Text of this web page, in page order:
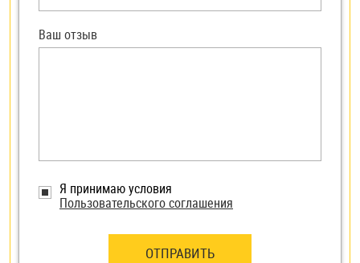
Я принимаю условия
Пользовательского соглашения
ОТПРАВИТЬ
Ваш отзыв